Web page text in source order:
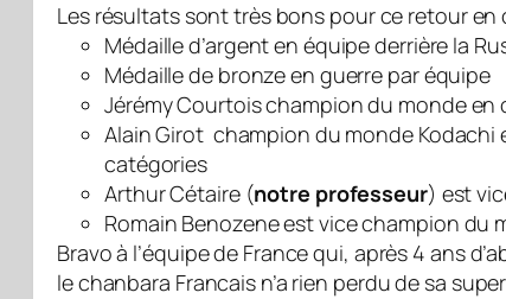
Les résultats sont très bons pour ce retour
Médaille d’argent en équipe derrière la
Médaille de bronze en guerre par équipe
Jérémy Courtois champion du monde
Alain Girot champion du monde
catégories
Arthur Cétaire (notre professeur) est
Romain Benozene est vice champion du
Bravo à l’équipe de France qui, après 4 ans
le chanbara Francais n’a rien perdu de sa